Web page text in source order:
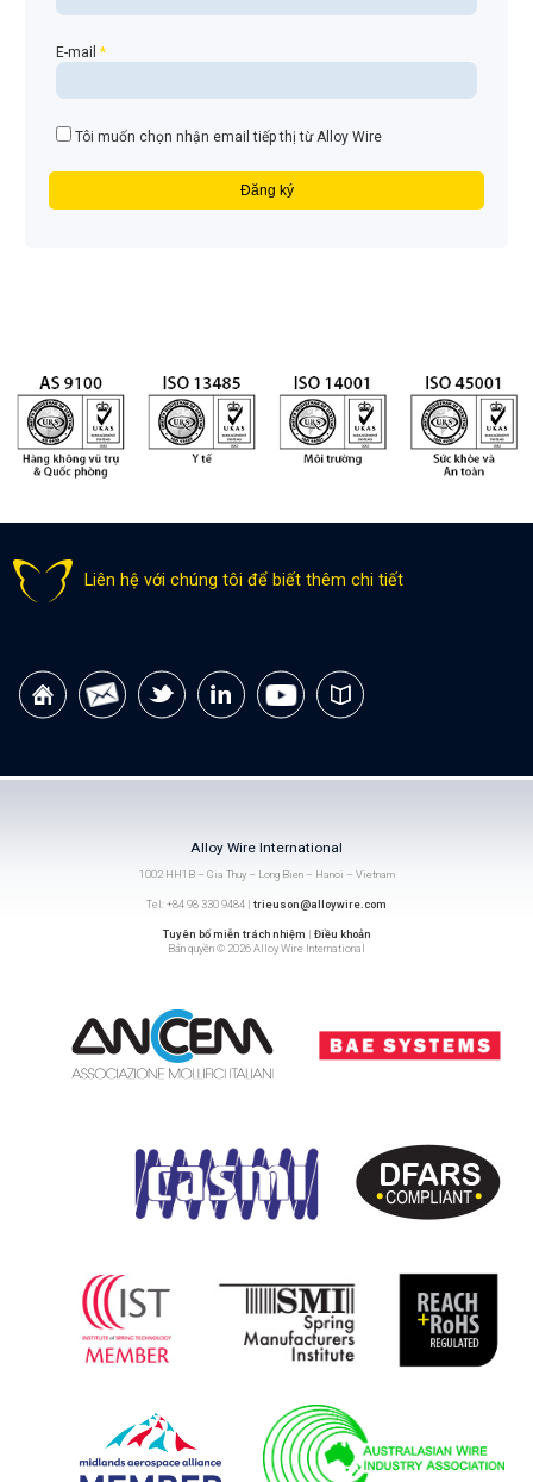
E-mail*
Tôi muốn chọn nhận email tiếp thị từ Alloy Wire
Liên hệ với chúng tôi để biết thêm chi tiết
Alloy Wire International
1002 HH1B – Gia Thuy – Long Bien – Hanoi – Vietnam
Tel: +84 98 330 9484 | trieuson@alloywire.com
Tuyên bố miễn trách nhiệm | Điều khoản
Bản quyền © 2026 Alloy Wire International